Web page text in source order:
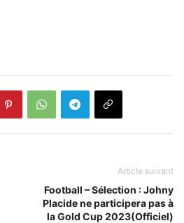
Article suivant
Football – Sélection : Johny
Placide ne participera pas à
la Gold Cup 2023(Officiel)